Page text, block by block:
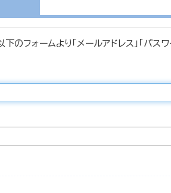
ォームより「メールアドレス」「パスワ